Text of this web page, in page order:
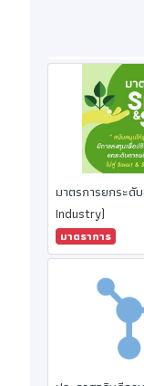
มาตรการยกระดั
Industry)
มาตราการ